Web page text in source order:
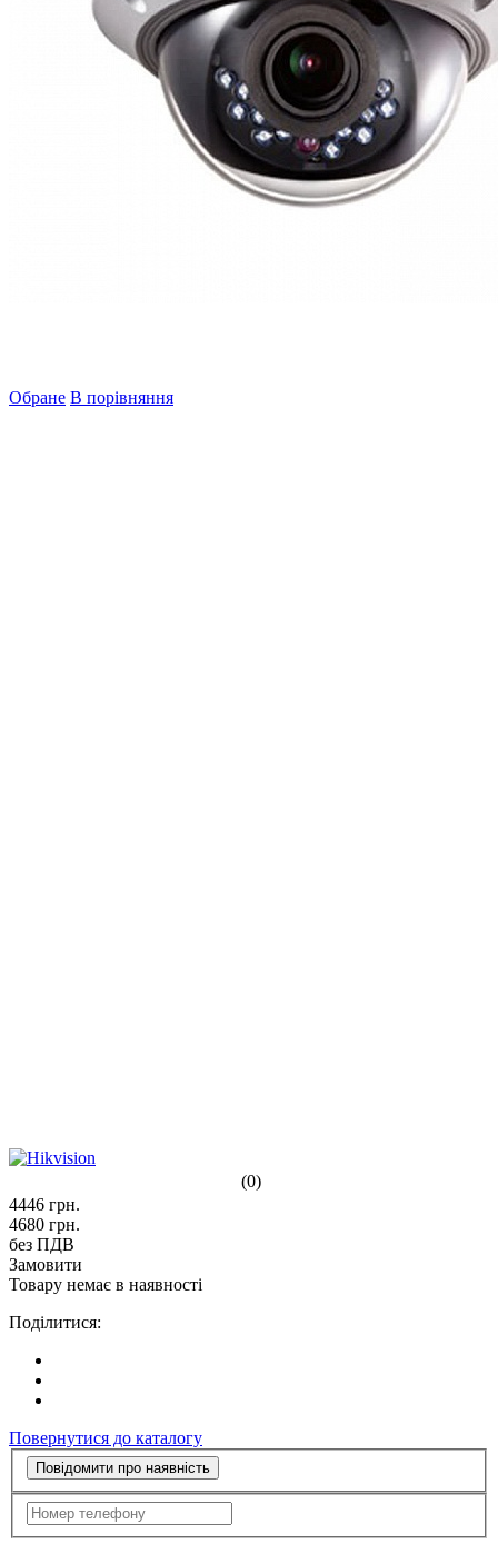
Обране В порівняння
(0)
4446 грн.
4680 грн.
без ПДВ
Замовити
Товару немає в наявності
Поділитися:
Повернутися до каталогу
Повідомити про наявність